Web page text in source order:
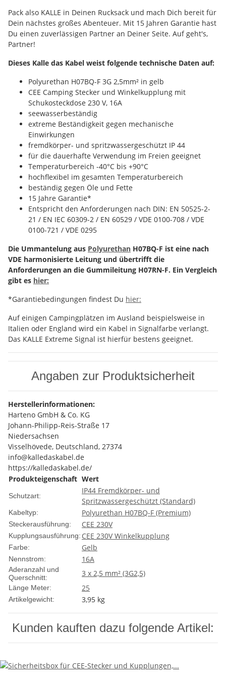
Pack also KALLE in Deinen Rucksack und mach Dich bereit für
Dein nächstes großes Abenteuer. Mit 15 Jahren Garantie hast
Du einen zuverlässigen Partner an Deiner Seite. Auf geht's,
Partner!
Dieses Kalle das Kabel weist folgende technische Daten auf:
Polyurethan H07BQ-F 3G 2,5mm² in gelb
CEE Camping Stecker und Winkelkupplung mit
Schukosteckdose 230 V, 16A
seewasserbeständig
extreme Beständigkeit gegen mechanische
Einwirkungen
fremdkörper- und spritzwassergeschützt IP 44
für die dauerhafte Verwendung im Freien geeignet
Temperaturbereich -40°C bis +90°C
hochflexibel im gesamten Temperaturbereich
beständig gegen Öle und Fette
15 Jahre Garantie*
Entspricht den Anforderungen nach DIN: EN 50525-2-
21 / EN IEC 60309-2 / EN 60529 / VDE 0100-708 / VDE
0100-721 / VDE 0295
Die Ummantelung aus Polyurethan H07BQ-F ist eine nach
VDE harmonisierte Leitung und übertrifft die
Anforderungen an die Gummileitung H07RN-F. Ein Vergleich
gibt es hier:
*Garantiebedingungen findest Du hier:
Auf einigen Campingplätzen im Ausland beispielsweise in
Italien oder England wird ein Kabel in Signalfarbe verlangt.
Das KALLE Extreme Signal ist hierfür bestens geeignet.
Angaben zur Produktsicherheit
Herstellerinformationen:
Harteno GmbH & Co. KG
Johann-Philipp-Reis-Straße 17
Niedersachsen
Visselhövede, Deutschland, 27374
info@kalledaskabel.de
https://kalledaskabel.de/
Produkteigenschaft Wert
Schutzart:
IP44 Fremdkörper- und
Spritzwassergeschützt (Standard)
Kabeltyp: Polyurethan H07BQ-F (Premium)
Steckerausführung: CEE 230V
Kupplungsausführung: CEE 230V Winkelkupplung
Farbe: Gelb
Nennstrom: 16A
Aderanzahl und
Querschnitt:
3 x 2,5 mm² (3G2,5)
Länge Meter: 25
Artikelgewicht: 3,95 kg
Kunden kauften dazu folgende Artikel: